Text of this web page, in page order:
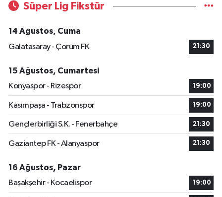
Süper Lig Fikstür
14 Ağustos, Cuma
Galatasaray - Çorum FK
21:30
15 Ağustos, Cumartesi
Konyaspor - Rizespor
19:00
Kasımpaşa - Trabzonspor 19:00
Gençlerbirliği S.K. - Fenerbahçe 21:30
Gaziantep FK - Alanyaspor 21:30
16 Ağustos, Pazar
Başakşehir - Kocaelispor
19:00